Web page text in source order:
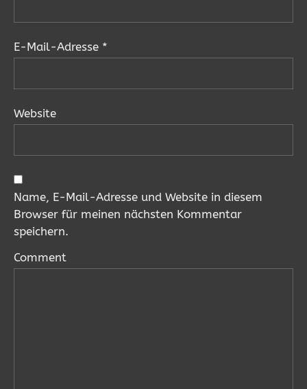
E-Mail-Adresse *
Website
Name, E-Mail-Adresse und Website in diesem
Browser für meinen nächsten Kommentar
speichern.
Comment